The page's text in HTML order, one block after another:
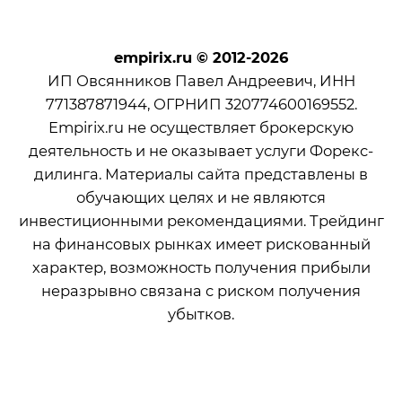
empirix.ru © 2012-2026
ИП Овсянников Павел Андреевич, ИНН
771387871944, ОГРНИП 320774600169552.
Empirix.ru не осуществляет брокерскую
деятельность и не оказывает услуги Форекс-
дилинга. Материалы сайта представлены в
обучающих целях и не являются
инвестиционными рекомендациями. Трейдинг
на финансовых рынках имеет рискованный
характер, возможность получения прибыли
неразрывно связана с риском получения
убытков.